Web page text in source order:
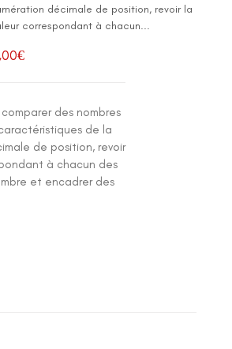
décimale de position, revoir la
correspondant à chacun...
€
des nombres
de la
de position, revoir
à chacun des
et encadrer des